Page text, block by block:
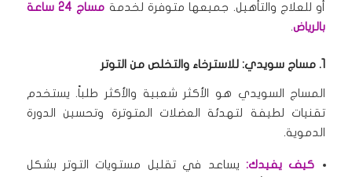
أو للعلاج والتأهيل. جميعها متوفرة لخدمة
مساج 24 ساعة
بالرياض.
1. مساج سويدي: للاسترخاء والتخلص من التوتر
المساج السويدي هو الأكثر شعبية والأكثر طلباً.يستخدم
تقنيات لطيفة لتهدئة العضلات المتوترة وتحسين الدورة
الدموية.
كيف يفيدك:يساعد في تقليل مستويات التوتر بشكل